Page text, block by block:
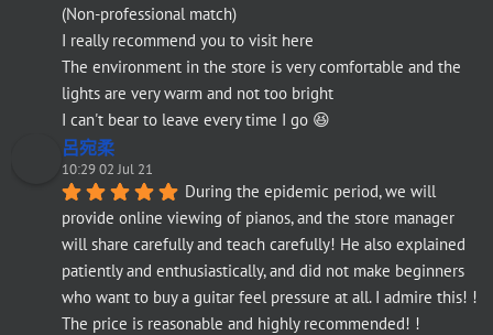
(Non-professional match)
I really recommend you to visit here
The environment in the store is very comfortable and the
lights are very warm and not too bright
I can't bear to leave every time I go 😆
呂宛柔
10:29 02 Jul 21
During the epidemic period, we will
provide online viewing of pianos, and the store manager
will share carefully and teach carefully! He also explained
patiently and enthusiastically, and did not make beginners
who want to buy a guitar feel pressure at all. I admire this! !
The price is reasonable and highly recommended! !